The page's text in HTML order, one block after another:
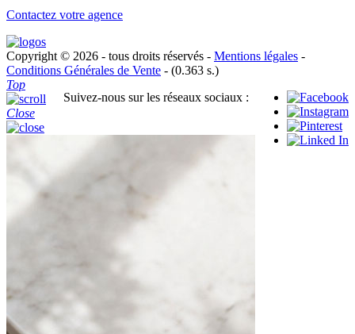
Contactez votre agence
Copyright © 2026 - tous droits réservés - Mentions légales -
Conditions Générales de Vente - (0.363 s.)
Suivez-nous sur les réseaux sociaux :
Top
Close